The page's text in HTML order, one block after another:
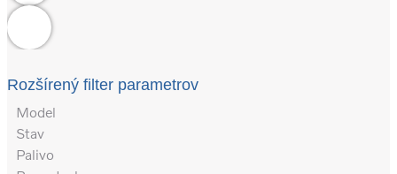
Rozšírený filter parametrov
Model
Stav
Palivo